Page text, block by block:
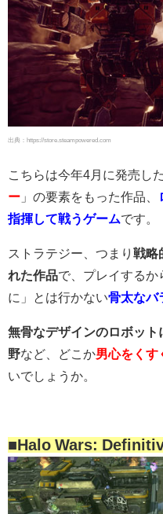
出典：https://store.steampowered.com
こちらは今年4月に発売し
ー 」の要素をもった作品、
指揮して戦うゲームです。
ストラテジー、つまり 戦略
れた作品で、プレイするか
に」とは行かない骨太なバ
無骨なデザインのロボッ
野など、どこか男心をくす
いでしょうか。
■Halo Wars: